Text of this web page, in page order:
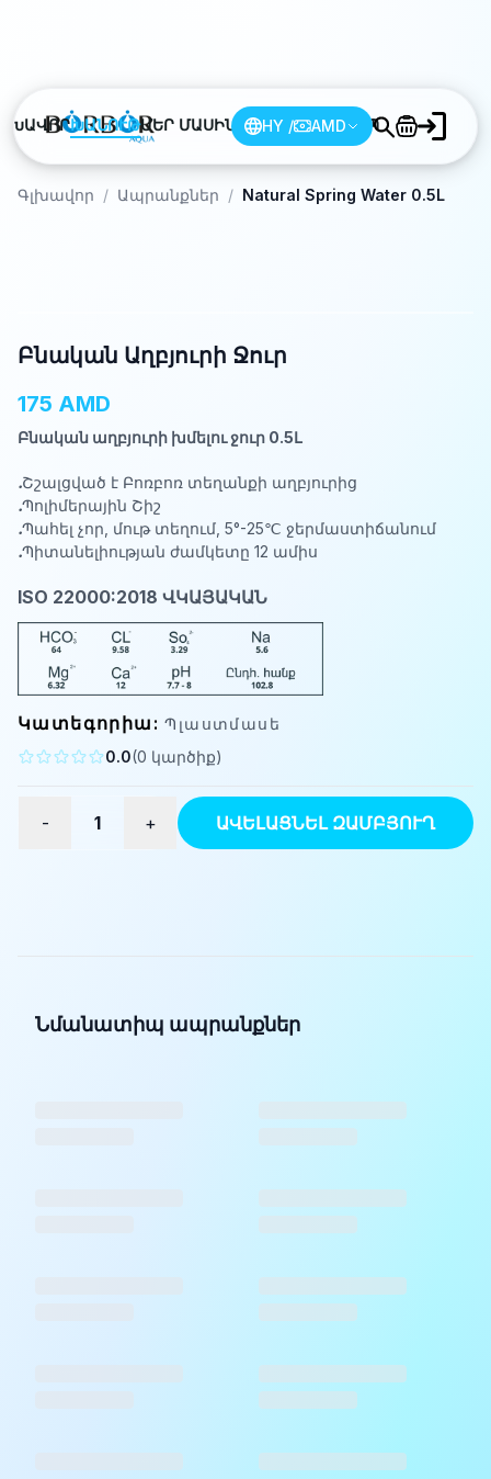
ԽԱՆՈՒԹՄԵՐ ՄԱՍԻՆ ԲԼՈԳՀԱՐՑԵՐԿԱՊ
HY / AMD
Գլխավոր / Ապրանքներ / Natural Spring Water 0.5L
Բնական Աղբյուրի Ջուր
175 AMD
Բնական աղբյուրի խմելու ջուր 0.5Լ
․Շշալցված է Բոռբոռ տեղանքի աղբյուրից
․Պոլիմերային Շիշ
․Պահել չոր, մութ տեղում, 5°-25℃ ջերմաստիճանում
․Պիտանելիության ժամկետը 12 ամիս
ISO 22000:2018 ՎԿԱՅԱԿԱՆ
Կատեգորիա :Պլաստմասե
0.0(0 կարծիք)
- 1 + ԱՎԵԼԱՑՆԵԼ ԶԱՄԲՅՈՒՂ
Նմանատիպ ապրանքներ